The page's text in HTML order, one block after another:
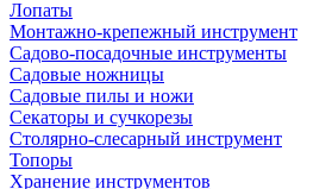
Лопаты
Монтажно-крепежный инструмент
Садово-посадочные инструменты
Садовые ножницы
Садовые пилы и ножи
Секаторы и сучкорезы
Столярно-слесарный инструмент
Топоры
Хранение инструментов